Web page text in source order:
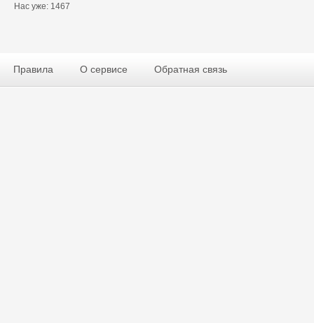
Нас уже: 1467
Правила О сервисе Обратная связь